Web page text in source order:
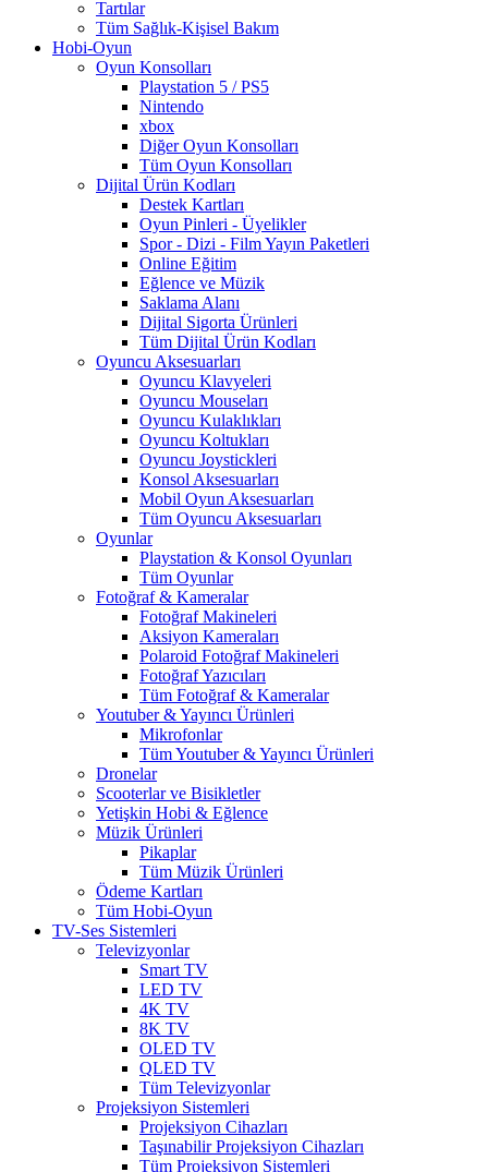
Tartılar
Tüm Sağlık-Kişisel Bakım
Hobi-Oyun
Oyun Konsolları
Playstation 5 / PS5
Nintendo
xbox
Diğer Oyun Konsolları
Tüm Oyun Konsolları
Dijital Ürün Kodları
Destek Kartları
Oyun Pinleri - Üyelikler
Spor - Dizi - Film Yayın Paketleri
Online Eğitim
Eğlence ve Müzik
Saklama Alanı
Dijital Sigorta Ürünleri
Tüm Dijital Ürün Kodları
Oyuncu Aksesuarları
Oyuncu Klavyeleri
Oyuncu Mouseları
Oyuncu Kulaklıkları
Oyuncu Koltukları
Oyuncu Joystickleri
Konsol Aksesuarları
Mobil Oyun Aksesuarları
Tüm Oyuncu Aksesuarları
Oyunlar
Playstation & Konsol Oyunları
Tüm Oyunlar
Fotoğraf & Kameralar
Fotoğraf Makineleri
Aksiyon Kameraları
Polaroid Fotoğraf Makineleri
Fotoğraf Yazıcıları
Tüm Fotoğraf & Kameralar
Youtuber & Yayıncı Ürünleri
Mikrofonlar
Tüm Youtuber & Yayıncı Ürünleri
Dronelar
Scooterlar ve Bisikletler
Yetişkin Hobi & Eğlence
Müzik Ürünleri
Pikaplar
Tüm Müzik Ürünleri
Ödeme Kartları
Tüm Hobi-Oyun
TV-Ses Sistemleri
Televizyonlar
Smart TV
LED TV
4K TV
8K TV
OLED TV
QLED TV
Tüm Televizyonlar
Projeksiyon Sistemleri
Projeksiyon Cihazları
Taşınabilir Projeksiyon Cihazları
Tüm Projeksiyon Sistemleri